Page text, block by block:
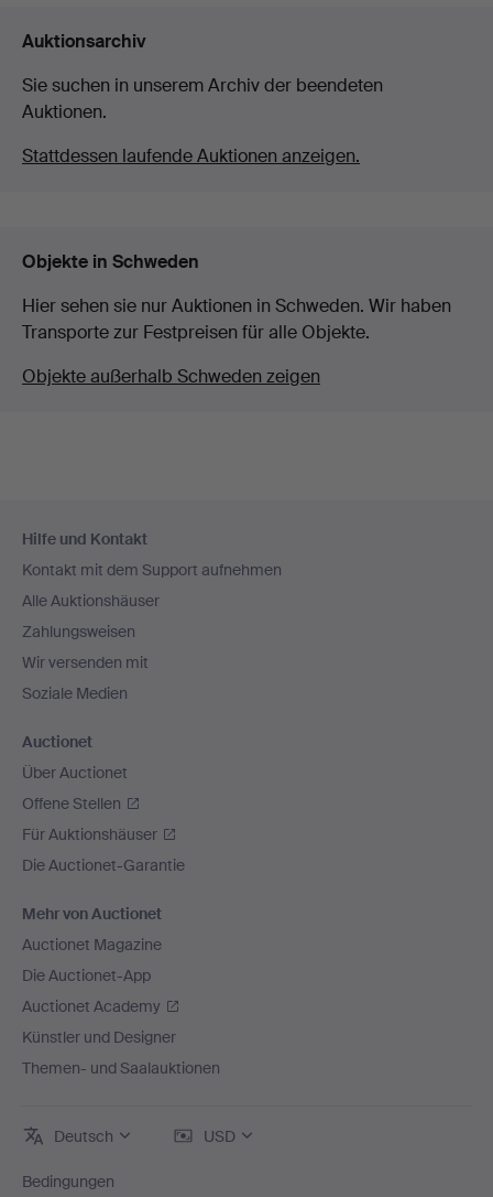
Auktionsarchiv
Sie suchen in unserem Archiv der beendeten
Auktionen.
Stattdessen laufende Auktionen anzeigen.
Objekte in Schweden
Hier sehen sie nur Auktionen in Schweden. Wir haben
Transporte zur Festpreisen für alle Objekte.
Objekte außerhalb Schweden zeigen
Navigation
Hilfe und Kontakt
Kontakt mit dem Support aufnehmen
Alle Auktionshäuser
Zahlungsweisen
Wir versenden mit
Soziale Medien
Auctionet
Über Auctionet
Offene Stellen
Für Auktionshäuser
Die Auctionet-Garantie
Mehr von Auctionet
Auctionet Magazine
Die Auctionet-App
Auctionet Academy
Künstler und Designer
Themen- und Saalauktionen
Deutsch USD
Bedingungen